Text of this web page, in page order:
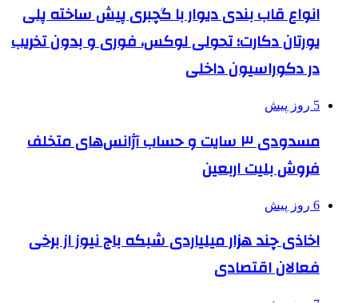
انواع قاب بندی دیوار با گچبری پیش ساخته پلی
یورتان دکارت؛ تحولی لوکس، فوری و بدون تخریب
در دکوراسیون داخلی
5 روز پیش
مسدودی ۳ سایت و حساب آژانس‌های متخلف
فروش بلیت اربعین
6 روز پیش
اخاذی چند هزار میلیاردی شبکه باج نیوز از برخی
فعالان اقتصادی